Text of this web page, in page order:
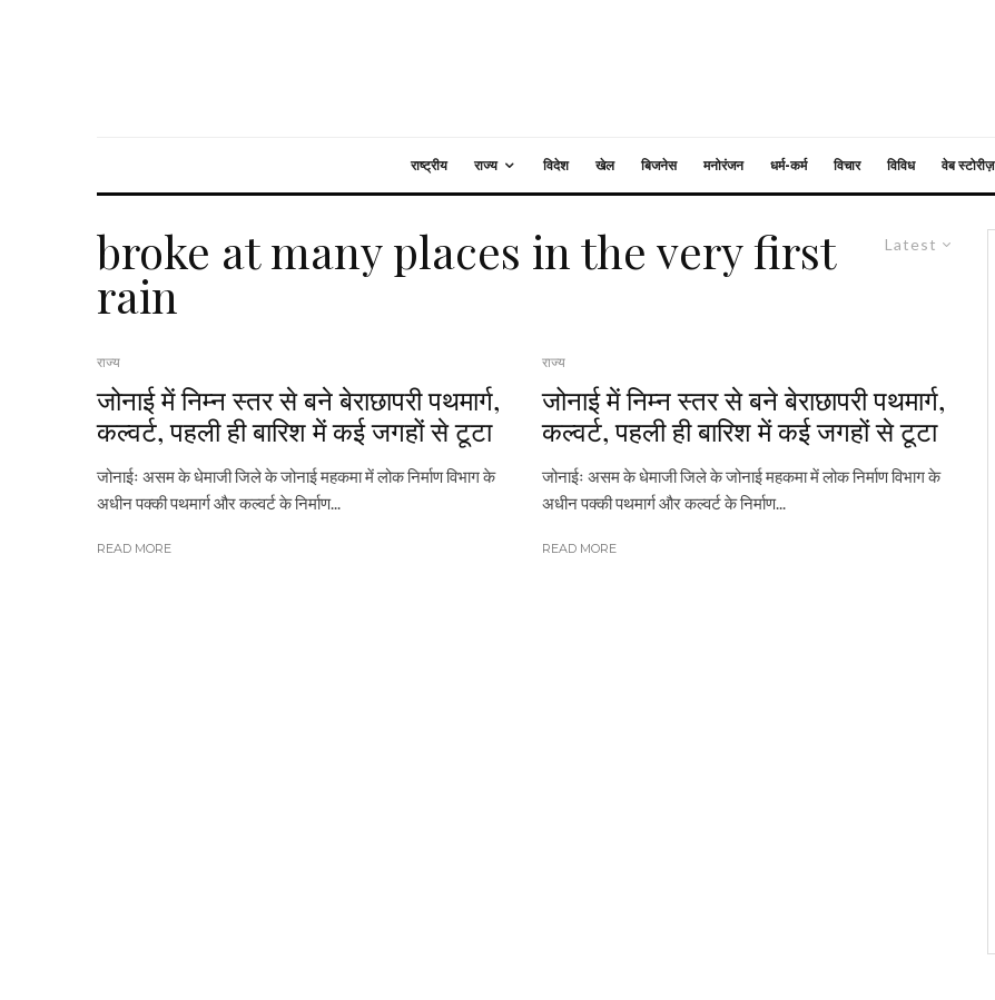
राष्ट्रीय राज्य विदेश खेल बिजनेस मनोरंजन धर्म-कर्म विचार विविध वेब स्टोरीज़
Latest
broke at many places in the very first
rain
राज्य
जोनाई में निम्न स्तर से बने बेराछापरी पथमार्ग,
कल्वर्ट, पहली ही बारिश में कई जगहों से टूटा
जोनाईः असम के धेमाजी जिले के जोनाई महकमा में लोक निर्माण विभाग के
अधीन पक्की पथमार्ग और कल्वर्ट के निर्माण...
READ MORE
राज्य
जोनाई में निम्न स्तर से बने बेराछापरी पथमार्ग,
कल्वर्ट, पहली ही बारिश में कई जगहों से टूटा
जोनाईः असम के धेमाजी जिले के जोनाई महकमा में लोक निर्माण विभाग के
अधीन पक्की पथमार्ग और कल्वर्ट के निर्माण...
READ MORE